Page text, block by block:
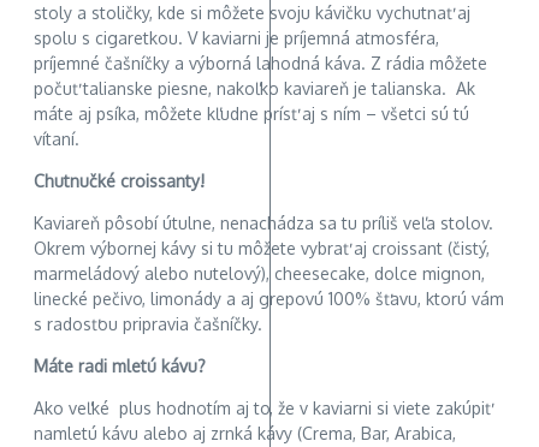
stoly a stoličky, kde si môžete svoju kávičku vychutnať aj
spolu s cigaretkou. V kaviarni je príjemná atmosféra,
príjemné čašníčky a výborná lahodná káva. Z rádia môžete
počuť talianske piesne, nakoľko kaviareň je talianska. Ak
máte aj psíka, môžete kľudne prísť aj s ním – všetci sú tú
vítaní.
Chutnučké croissanty!
Kaviareň pôsobí útulne, nenachádza sa tu príliš veľa stolov.
Okrem výbornej kávy si tu môžete vybrať aj croissant (čistý,
marmeládový alebo nutelový), cheesecake, dolce mignon,
linecké pečivo, limonády a aj grepovú 100% šťavu, ktorú vám
s radosťou pripravia čašníčky.
Máte radi mletú kávu?
Ako veľké plus hodnotím aj to, že v kaviarni si viete zakúpiť
namletú kávu alebo aj zrnká kávy (Crema, Bar, Arabica,